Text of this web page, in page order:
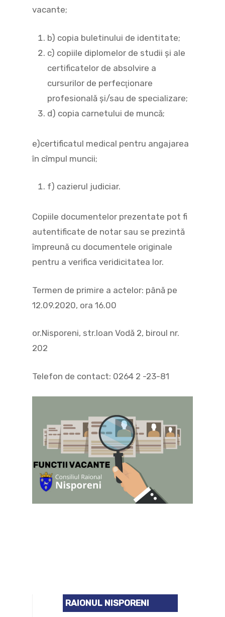
vacante;
b) copia buletinului de identitate;
c) copiile diplomelor de studii şi ale
certificatelor de absolvire a
cursurilor de perfecţionare
profesională şi/sau de specializare;
d) copia carnetului de muncă;
e)certificatul medical pentru angajarea
în cîmpul muncii;
f) cazierul judiciar.
Copiile documentelor prezentate pot fi
autentificate de notar sau se prezintă
împreună cu documentele originale
pentru a verifica veridicitatea lor.
Termen de primire a actelor: până pe
12.09.2020, ora 16.00
or.Nisporeni, str.Ioan Vodă 2, biroul nr.
202
Telefon de contact: 0264 2 -23-81
RAIONUL NISPORENI